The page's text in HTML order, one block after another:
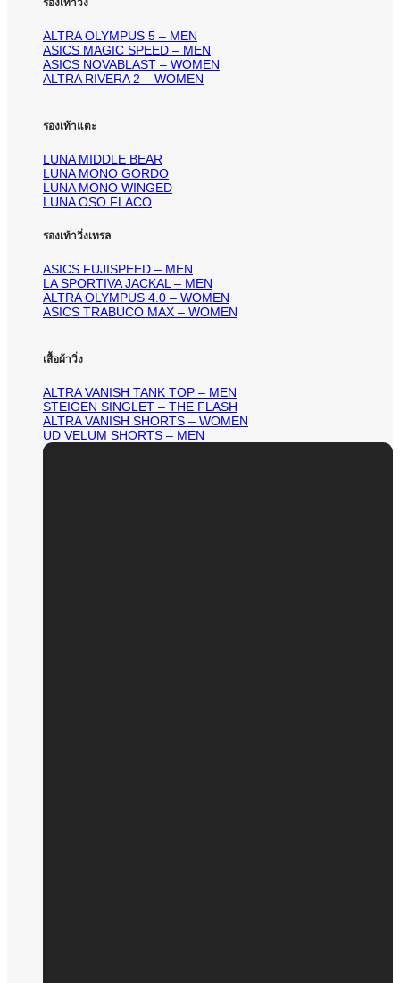
รองเท้าวิ่ง
ALTRA OLYMPUS 5 – MEN
ASICS MAGIC SPEED – MEN
ASICS NOVABLAST – WOMEN
ALTRA RIVERA 2 – WOMEN
รองเท้าแตะ
LUNA MIDDLE BEAR
LUNA MONO GORDO
LUNA MONO WINGED
LUNA OSO FLACO
รองเท้าวิ่งเทรล
ASICS FUJISPEED – MEN
LA SPORTIVA JACKAL – MEN
ALTRA OLYMPUS 4.0 – WOMEN
ASICS TRABUCO MAX – WOMEN
เสื้อผ้าวิ่ง
ALTRA VANISH TANK TOP – MEN
STEIGEN SINGLET – THE FLASH
ALTRA VANISH SHORTS – WOMEN
UD VELUM SHORTS – MEN